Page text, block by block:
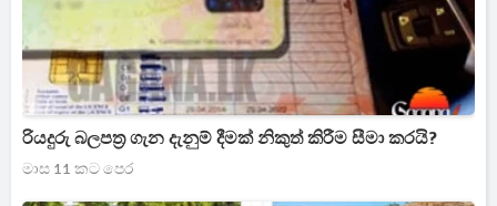
රියදුරු බලපත්‍ර ගැන දැනුම් දීමක් නිකුත් කිරීම සීමා කරයි?
මාස 11 කට පෙර